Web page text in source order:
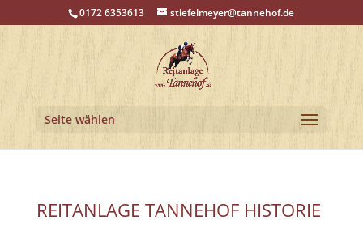
0172 6353613 stiefelmeyer@tannehof.de
Seite wählen
REITANLAGE TANNEHOF HISTORIE